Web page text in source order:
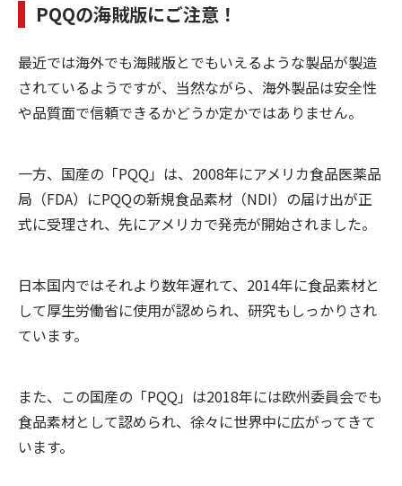
PQQの海賊版にご注意！
最近では海外でも海賊版とでもいえるような製品が製造
されているようですが、当然ながら、海外製品は安全性
や品質面で信頼できるかどうか定かではありません。
一方、国産の「PQQ」は、2008年にアメリカ食品医薬品
局（FDA）にPQQの新規食品素材（NDI）の届け出が正
式に受理され、先にアメリカで発売が開始されました。
日本国内ではそれより数年遅れて、2014年に食品素材と
して厚生労働省に使用が認められ、研究もしっかりされ
ています。
また、この国産の「PQQ」は2018年には欧州委員会でも
食品素材として認められ、徐々に世界中に広がってきて
います。